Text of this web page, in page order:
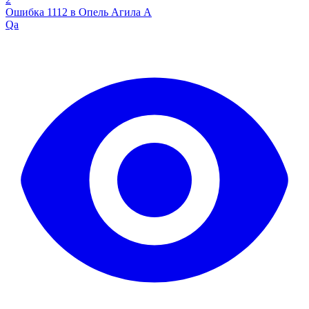
Ошибка 1112 в Опель Агила А
Qa